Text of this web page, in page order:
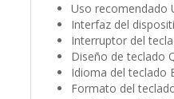
Uso recomendado
Interfaz del
Interruptor del
Diseño de teclado
Idioma del teclado
Formato del